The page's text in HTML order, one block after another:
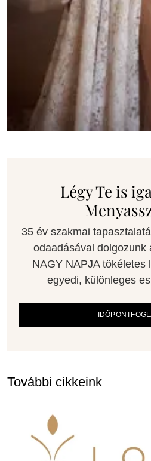
Légy Te is
35 év szakmai
odaadásával dolgozunk
NAGY NAPJA tökéletes
egyedi, különleges
További cikkeink